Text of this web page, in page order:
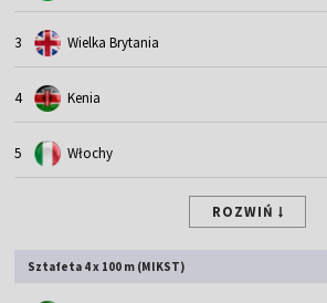
3 Wielka Brytania
4 Kenia
5 Włochy
ROZWIŃ
Sztafeta 4 x 100 m (MIKST)